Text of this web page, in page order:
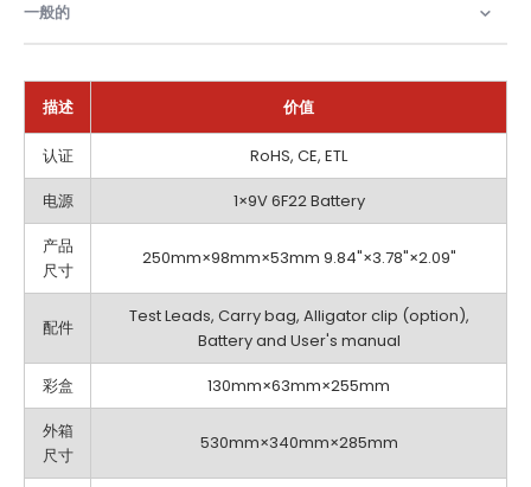
一般的
描述 价值
认证
RoHS, CE, ETL
电源
1×9V 6F22 Battery
产品
尺寸
250mm×98mm×53mm 9.84"×3.78"×2.09"
配件
Test Leads, Carry bag, Alligator clip (option),
Battery and User's manual
彩盒
130mm×63mm×255mm
外箱
尺寸
530mm×340mm×285mm